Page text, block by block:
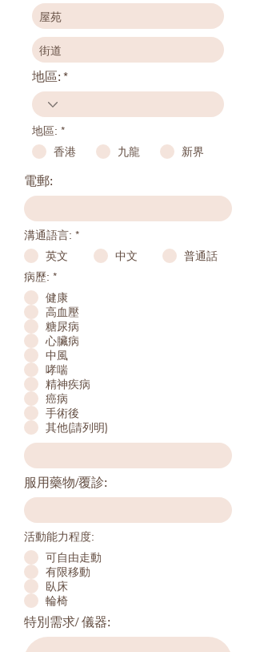
地區:
地區: *
香港 九龍
新界
電郵:
溝通語言: *
英文 中文 普通話
病歷: *R
q
u
i
r
e
d
健康
高血壓
糖尿病
心臟病
中風
哮喘
精神疾病
癌病
手術後
其他(請列明)
服用藥物/覆診:
活動能力程度:
可自由走動
有限移動
臥床
輪椅
特別需求/ 儀器: